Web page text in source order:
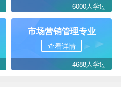
6000人学过
市场营销管理专业
查看详情
4688人学过